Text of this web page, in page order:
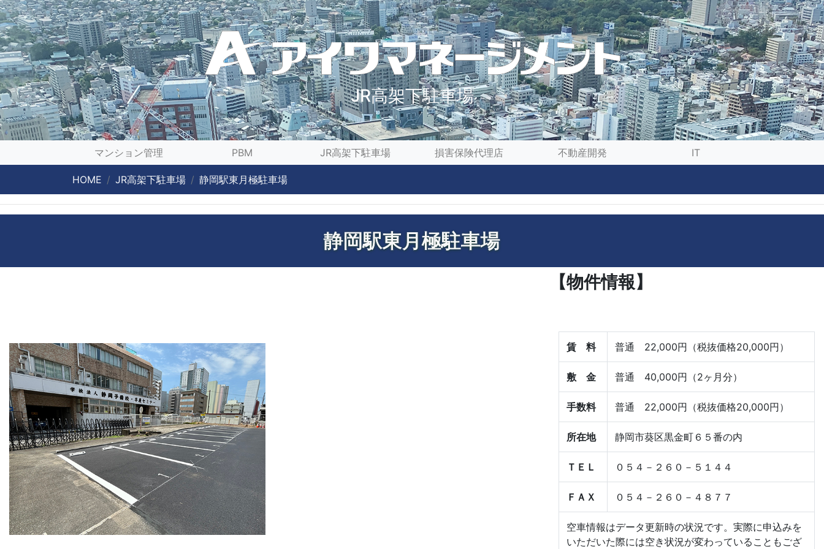
JR高架下駐車場
マンション管理 PBM JR高架下駐車場 損害保険代理店 不動産開発 IT
HOME JR高架下駐車場 静岡駅東月極駐車場
静岡駅東月極駐車場
【物件情報】
賃 料 普通 22,000円（税抜価格20,000円）
敷 金 普通 40,000円（2ヶ月分）
手数料 普通 22,000円（税抜価格20,000円）
所在地 静岡市葵区黒金町６５番の内
ＴＥＬ ０５４－２６０－５１４４
ＦＡＸ ０５４－２６０－４８７７
空車情報はデータ更新時の状況です。実際に申込みを
いただいた際には空き状況が変わっていることもござ